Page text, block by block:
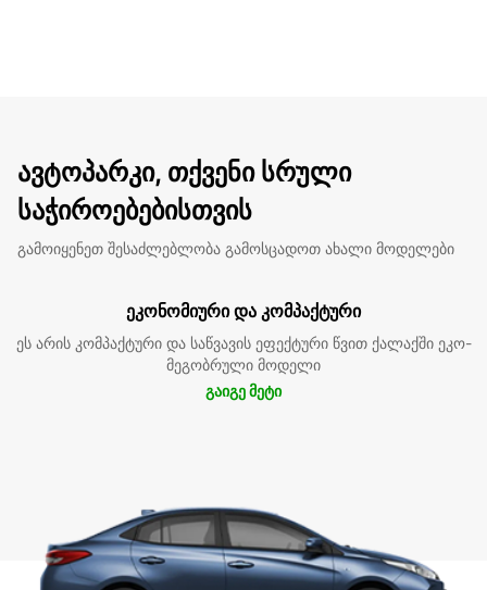
ავტოპარკი, თქვენი სრული
საჭიროებებისთვის
გამოიყენეთ შესაძლებლობა გამოსცადოთ ახალი მოდელები
ეკონომიური და კომპაქტური
ეს არის კომპაქტური და საწვავის ეფექტური წვით ქალაქში ეკო-
მეგობრული მოდელი
გაიგე მეტი